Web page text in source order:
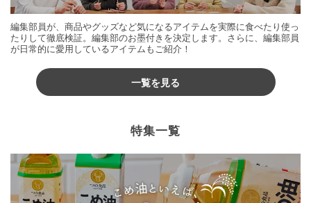
編集部員が、商品やグッズなど気になるアイテムを実際に食べたり使っ
たりして徹底検証。編集部のお墨付きを決定します。さらに、編集部員
が日常的に愛用しているアイテムもご紹介！
一覧を見る
特集一覧